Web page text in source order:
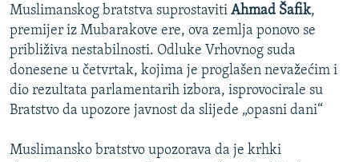
MOJA EVROPA
TRI DECENIJE OD RATA U BIH
SVE KARTE DEJTONA
NASTANAK I RASPAD JUGOSLAVIJE
Muslimanskog bratstva suprostaviti Ahmad Šafik,
premijer iz Mubarakove ere, ova zemlja ponovo se
približiva nestabilnosti. Odluke Vrhovnog suda
donesene u četvrtak, kojima je proglašen nevažećim i
dio rezultata parlamentarih izbora, isprovocirale su
Bratstvo da upozore javnost da slijede „opasni dani“
Muslimansko bratstvo upozorava da je krhki